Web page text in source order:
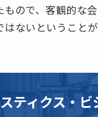
もので、客観的な
ないということが
ティクス・ビ